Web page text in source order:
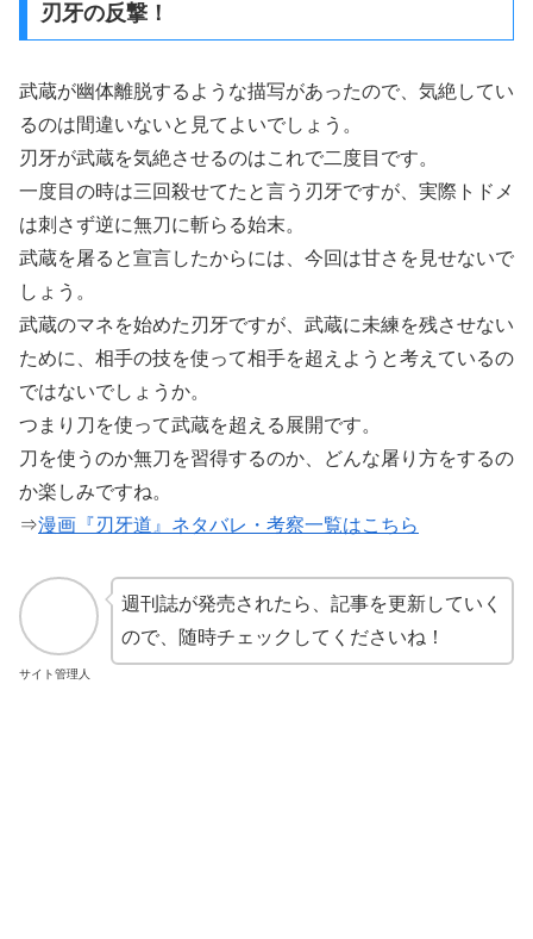
刃牙の反撃！
武蔵が幽体離脱するような描写があったので、気絶してい
るのは間違いないと見てよいでしょう。
刃牙が武蔵を気絶させるのはこれで二度目です。
一度目の時は三回殺せてたと言う刃牙ですが、実際トドメ
は刺さず逆に無刀に斬らる始末。
武蔵を屠ると宣言したからには、今回は甘さを見せないで
しょう。
武蔵のマネを始めた刃牙ですが、武蔵に未練を残させない
ために、相手の技を使って相手を超えようと考えているの
ではないでしょうか。
つまり刀を使って武蔵を超える展開です。
刀を使うのか無刀を習得するのか、どんな屠り方をするの
か楽しみですね。
⇒漫画『刃牙道』ネタバレ・考察一覧はこちら
サイト管理人
週刊誌が発売されたら、記事を更新していく
ので、随時チェックしてくださいね！